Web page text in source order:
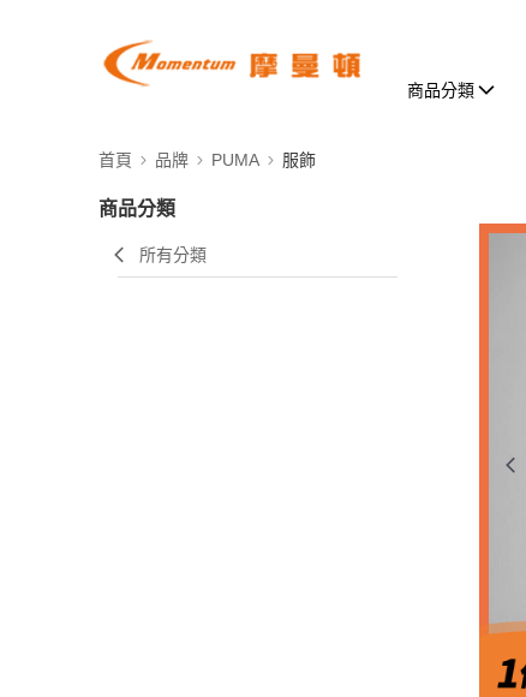
商品分類
首頁 品牌 PUMA 服飾
商品分類
所有分類